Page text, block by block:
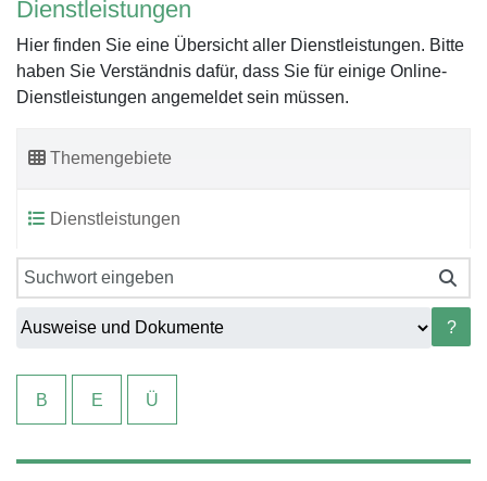
Dienstleistungen
Hier finden Sie eine Übersicht aller Dienstleistungen. Bitte
haben Sie Verständnis dafür, dass Sie für einige Online-
Dienstleistungen angemeldet sein müssen.
Themengebiete
Dienstleistungen
?
B E Ü